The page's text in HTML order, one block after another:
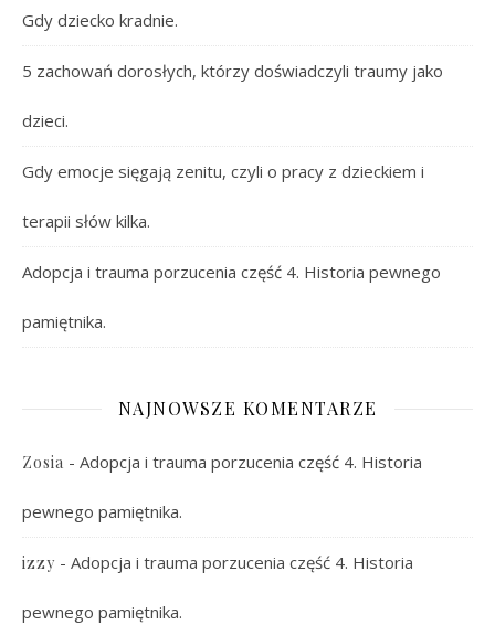
Gdy dziecko kradnie.
5 zachowań dorosłych, którzy doświadczyli traumy jako
dzieci.
Gdy emocje sięgają zenitu, czyli o pracy z dzieckiem i
terapii słów kilka.
Adopcja i trauma porzucenia część 4. Historia pewnego
pamiętnika.
NAJNOWSZE KOMENTARZE
Zosia - Adopcja i trauma porzucenia część 4. Historia
pewnego pamiętnika.
izzy - Adopcja i trauma porzucenia część 4. Historia
pewnego pamiętnika.